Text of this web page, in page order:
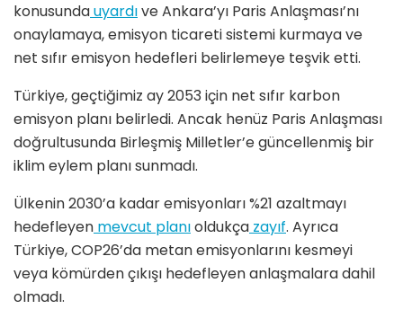
konusundauyardıve Ankara’yı Paris Anlaşması’nı
onaylamaya, emisyon ticareti sistemi kurmaya ve
net sıfır emisyon hedefleri belirlemeye teşvik etti.
Türkiye, geçtiğimiz ay 2053 için net sıfır karbon
emisyon planı belirledi. Ancak henüz Paris Anlaşması
doğrultusunda Birleşmiş Milletler’e güncellenmiş bir
iklim eylem planı sunmadı.
Ülkenin 2030’a kadar emisyonları %21 azaltmayı
hedefleyen mevcut planıoldukça zayıf. Ayrıca
Türkiye, COP26’da metan emisyonlarını kesmeyi
veya kömürden çıkışı hedefleyen anlaşmalara dahil
olmadı.